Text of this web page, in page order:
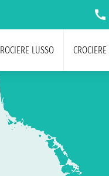
LUSSO CROCIERE